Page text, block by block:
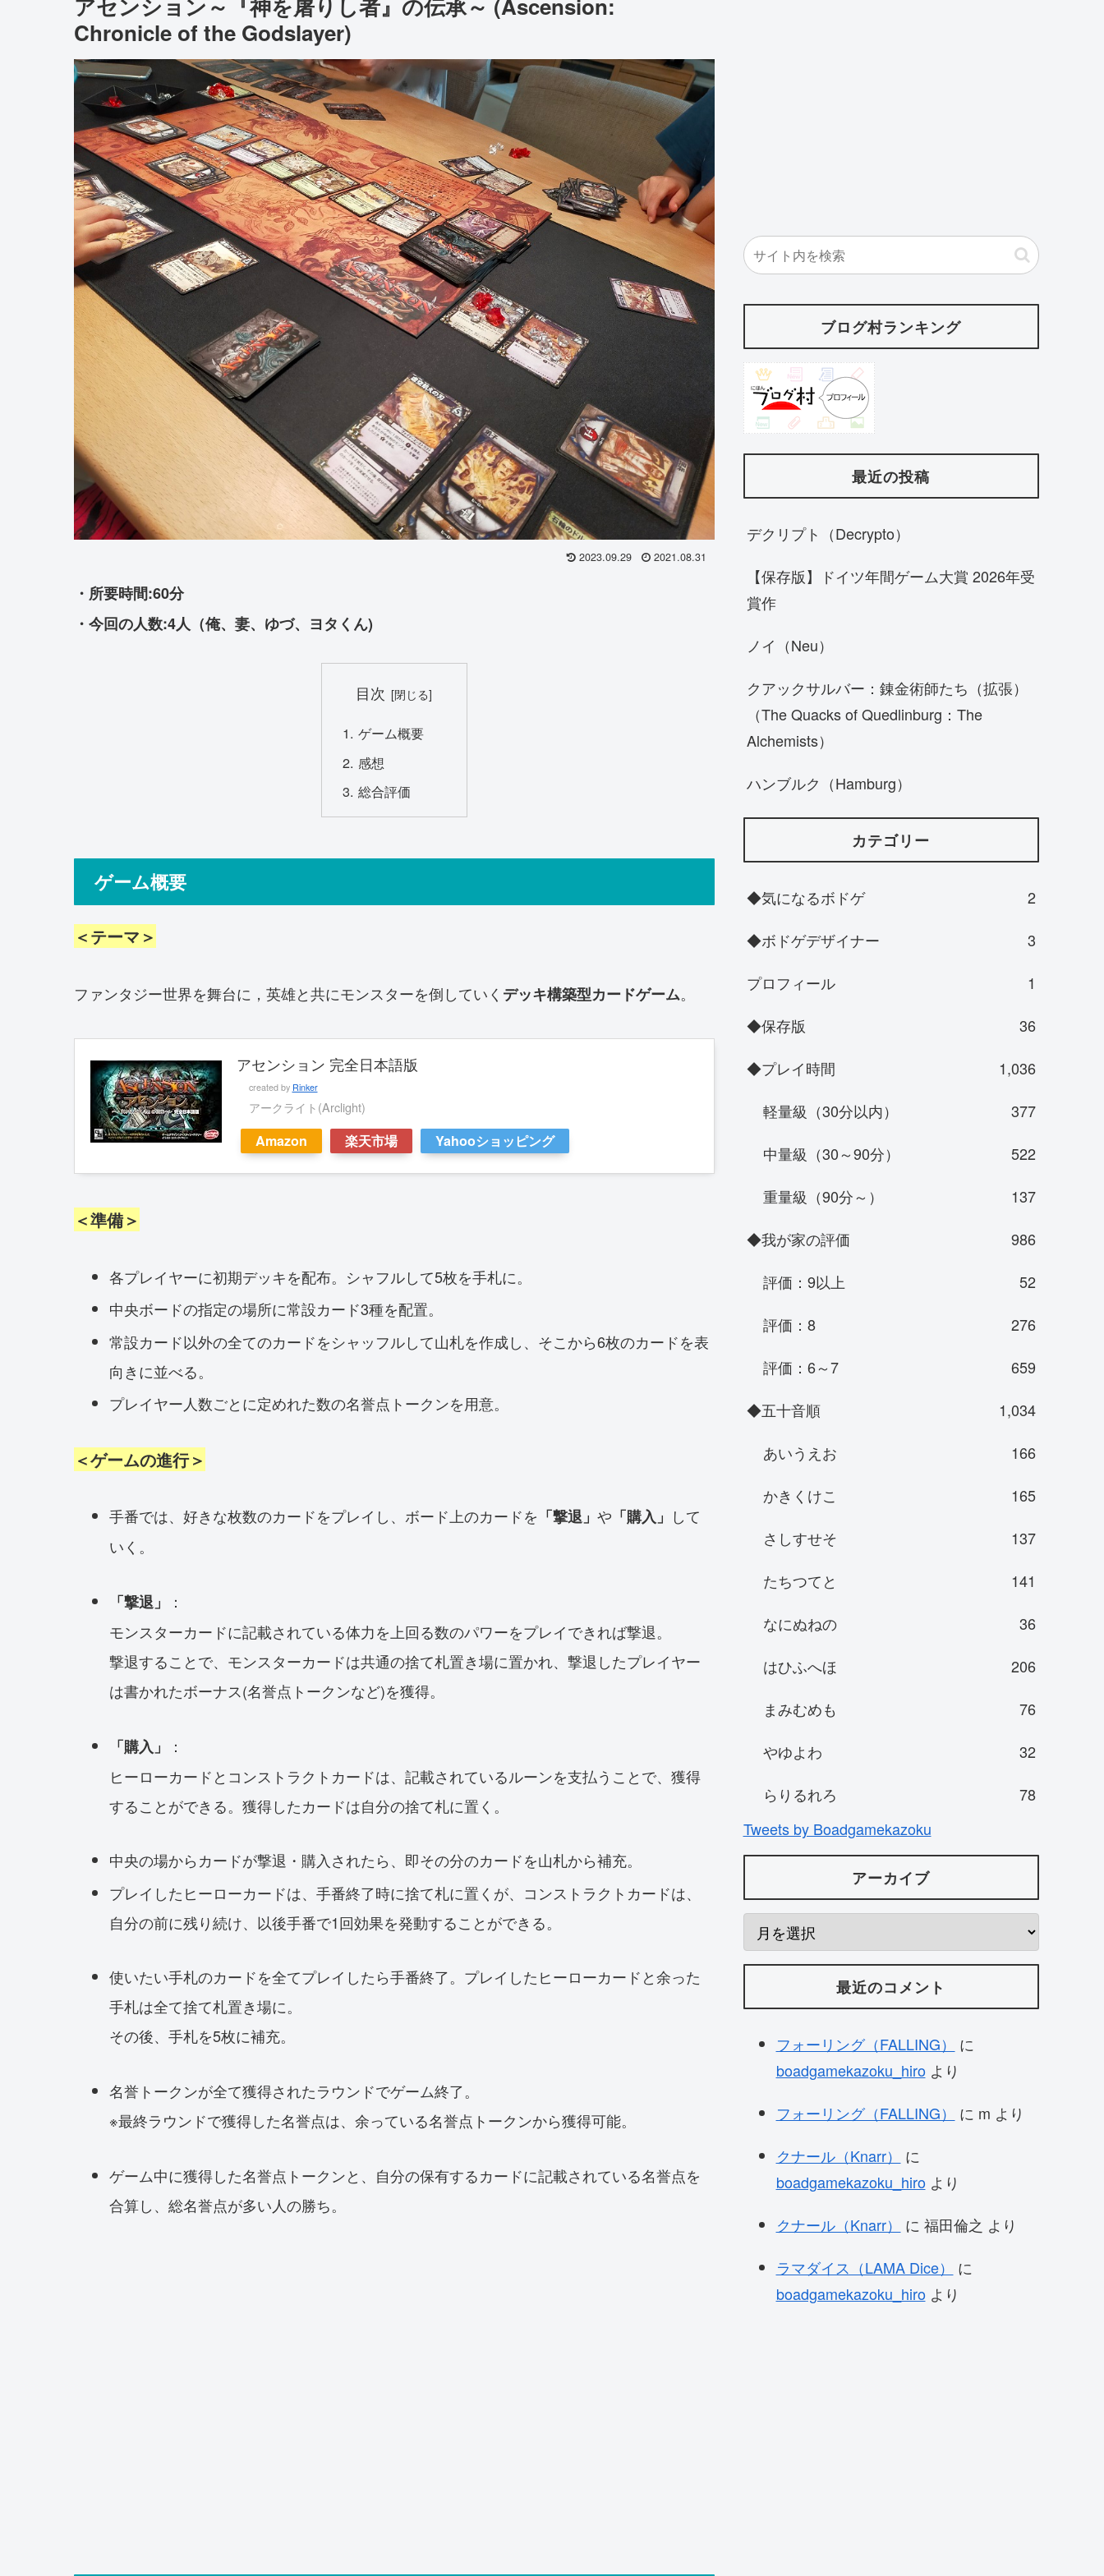
アセンション～『神を屠りし者』の伝承～ (Ascension:
Chronicle of the Godslayer)
2023.09.29 2021.08.31
・所要時間:60分
・今回の人数:4人（俺、妻、ゆづ、ヨタくん)
目次
ゲーム概要
感想
総合評価
ゲーム概要
＜テーマ＞
ファンタジー世界を舞台に，英雄と共にモンスターを倒していく デッキ構築型カードゲーム。
アセンション 完全日本語版
created by Rinker
アークライト(Arclight)
Amazon 楽天市場 Yahooショッピング
＜準備＞
各プレイヤーに初期デッキを配布。シャフルして5枚を手札に。
中央ボードの指定の場所に常設カード3種を配置。
常設カード以外の全てのカードをシャッフルして山札を作成し、そこから6枚のカードを表
向きに並べる。
プレイヤー人数ごとに定めれた数の名誉点トークンを用意。
＜ゲームの進行＞
手番では、好きな枚数のカードをプレイし、ボード上のカードを 「撃退」や 「購入」 して
いく。
「撃退」
：
モンスターカードに記載されている体力を上回る数のパワーをプレイできれば撃退。
撃退することで、モンスターカードは共通の捨て札置き場に置かれ、撃退したプレイヤー
は書かれたボーナス(名誉点トークンなど)を獲得。
「購入」
：
ヒーローカードとコンストラクトカードは、記載されているルーンを支払うことで、獲得
することができる。獲得したカードは自分の捨て札に置く。
中央の場からカードが撃退・購入されたら、即その分のカードを山札から補充。
プレイしたヒーローカードは、手番終了時に捨て札に置くが、コンストラクトカードは、
自分の前に残り続け、以後手番で1回効果を発動することができる。
使いたい手札のカードを全てプレイしたら手番終了。プレイしたヒーローカードと余った
手札は全て捨て札置き場に。
その後、手札を5枚に補充。
名誉トークンが全て獲得されたラウンドでゲーム終了。
※最終ラウンドで獲得した名誉点は、余っている名誉点トークンから獲得可能。
ゲーム中に獲得した名誉点トークンと、自分の保有するカードに記載されている名誉点を
合算し、総名誉点が多い人の勝ち。
ブログ村ランキング
最近の投稿
デクリプト（Decrypto）
【保存版】ドイツ年間ゲーム大賞 2026年受
賞作
ノイ（Neu）
クアックサルバー：錬金術師たち（拡張）
（The Quacks of Quedlinburg：The
Alchemists）
ハンブルク（Hamburg）
カテゴリー
◆気になるボドゲ
2
◆ボドゲデザイナー
3
プロフィール
1
◆保存版
36
◆プレイ時間
1,036
軽量級（30分以内）
377
中量級（30～90分）
522
重量級（90分～）
137
◆我が家の評価
986
評価：9以上
52
評価：8
276
評価：6～7
659
◆五十音順
1,034
あいうえお
166
かきくけこ
165
さしすせそ
137
たちつてと
141
なにぬねの
36
はひふへほ
206
まみむめも
76
やゆよわ
32
らりるれろ
78
Tweets by Boadgamekazoku
アーカイブ
最近のコメント
フォーリング（FALLING）
に
boadgamekazoku_hiroより
フォーリング（FALLING）
に m より
クナール（Knarr）
に
boadgamekazoku_hiroより
クナール（Knarr）
に 福田倫之 より
ラマダイス（LAMA Dice）
に
boadgamekazoku_hiroより